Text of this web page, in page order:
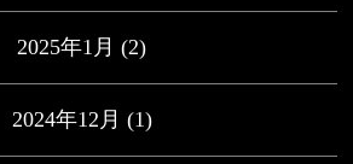
2025年1月 (2)
2024年12月 (1)